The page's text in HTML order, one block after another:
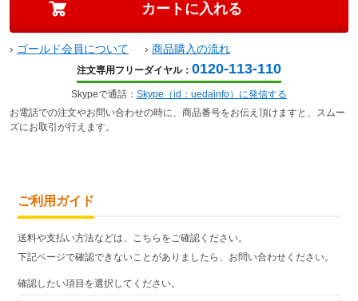
› ゴールド会員について › 商品購入の流れ
注文専用フリーダイヤル： 0120-113-110
Skypeで通話： Skype（id：uedainfo）に発信する
お電話での注文やお問い合わせの時に、商品番号をお伝え頂けますと、スムー
ズにお取引が行えます。
ご利用ガイド
送料や支払い方法などは、こちらをご確認ください。
下記ページで確認できないことがありましたら、お問い合わせください。
確認したい項目を選択してください。